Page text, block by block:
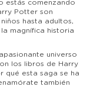
estás comenzando
Potter son
hasta adultos,
magnífica historia
universo
los libros de Harry
qué esta saga se ha
también